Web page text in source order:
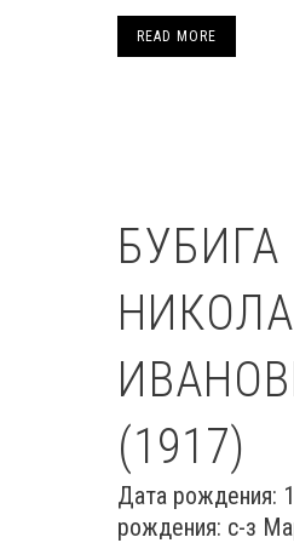
READ MORE
БУБИГА
(1917)
Дата рождения:
рождения: с-з